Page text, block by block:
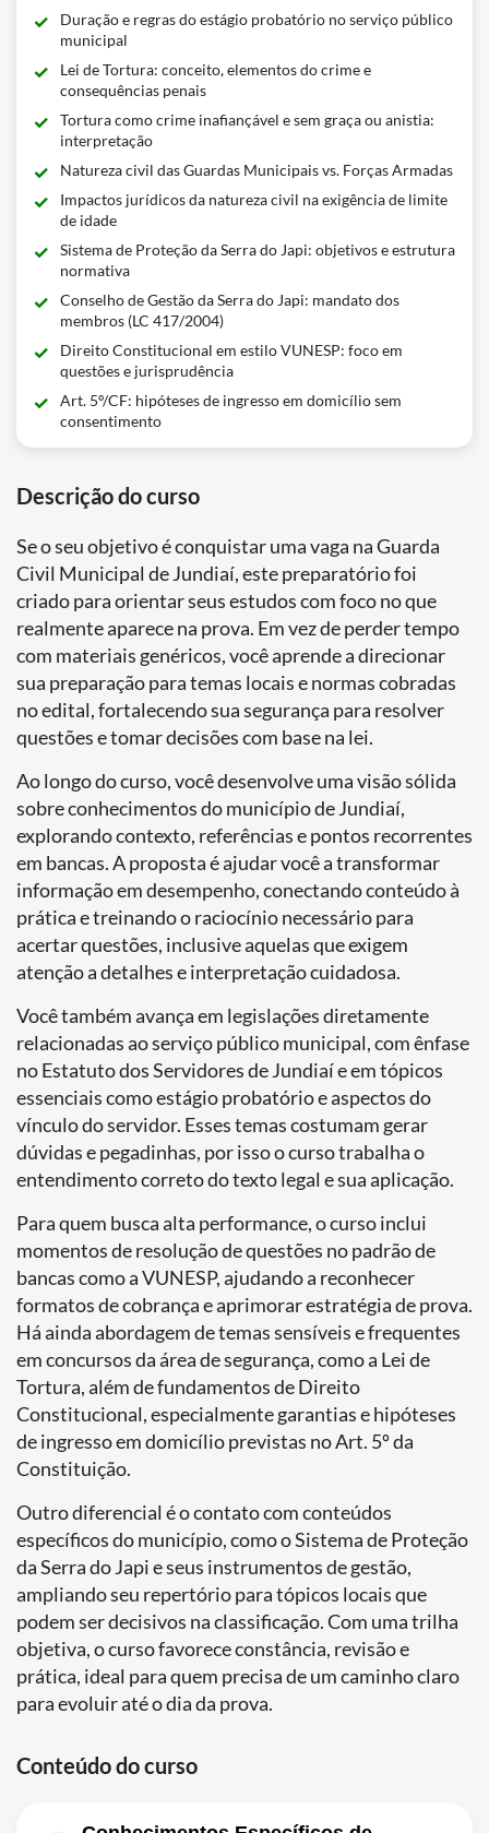
Duração e regras do estágio probatório no serviço público
municipal
Lei de Tortura: conceito, elementos do crime e
consequências penais
Tortura como crime inafiançável e sem graça ou anistia:
interpretação
Natureza civil das Guardas Municipais vs. Forças Armadas
Impactos jurídicos da natureza civil na exigência de limite
de idade
Sistema de Proteção da Serra do Japi: objetivos e estrutura
normativa
Conselho de Gestão da Serra do Japi: mandato dos
membros (LC 417/2004)
Direito Constitucional em estilo VUNESP: foco em
questões e jurisprudência
Art. 5º/CF: hipóteses de ingresso em domicílio sem
consentimento
Descrição do curso
Se o seu objetivo é conquistar uma vaga na Guarda
Civil Municipal de Jundiaí, este preparatório foi
criado para orientar seus estudos com foco no que
realmente aparece na prova. Em vez de perder tempo
com materiais genéricos, você aprende a direcionar
sua preparação para temas locais e normas cobradas
no edital, fortalecendo sua segurança para resolver
questões e tomar decisões com base na lei.
Ao longo do curso, você desenvolve uma visão sólida
sobre conhecimentos do município de Jundiaí,
explorando contexto, referências e pontos recorrentes
em bancas. A proposta é ajudar você a transformar
informação em desempenho, conectando conteúdo à
prática e treinando o raciocínio necessário para
acertar questões, inclusive aquelas que exigem
atenção a detalhes e interpretação cuidadosa.
Você também avança em legislações diretamente
relacionadas ao serviço público municipal, com ênfase
no Estatuto dos Servidores de Jundiaí e em tópicos
essenciais como estágio probatório e aspectos do
vínculo do servidor. Esses temas costumam gerar
dúvidas e pegadinhas, por isso o curso trabalha o
entendimento correto do texto legal e sua aplicação.
Para quem busca alta performance, o curso inclui
momentos de resolução de questões no padrão de
bancas como a VUNESP, ajudando a reconhecer
formatos de cobrança e aprimorar estratégia de prova.
Há ainda abordagem de temas sensíveis e frequentes
em concursos da área de segurança, como a Lei de
Tortura, além de fundamentos de Direito
Constitucional, especialmente garantias e hipóteses
de ingresso em domicílio previstas no Art. 5º da
Constituição.
Outro diferencial é o contato com conteúdos
específicos do município, como o Sistema de Proteção
da Serra do Japi e seus instrumentos de gestão,
ampliando seu repertório para tópicos locais que
podem ser decisivos na classificação. Com uma trilha
objetiva, o curso favorece constância, revisão e
prática, ideal para quem precisa de um caminho claro
para evoluir até o dia da prova.
Conteúdo do curso